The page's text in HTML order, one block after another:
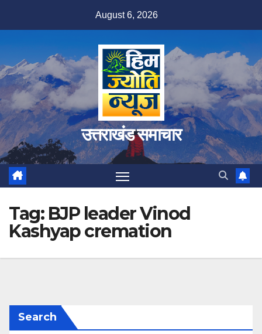
August 6, 2026
उत्तराखंड समाचार
Tag: BJP leader Vinod
Kashyap cremation
Search